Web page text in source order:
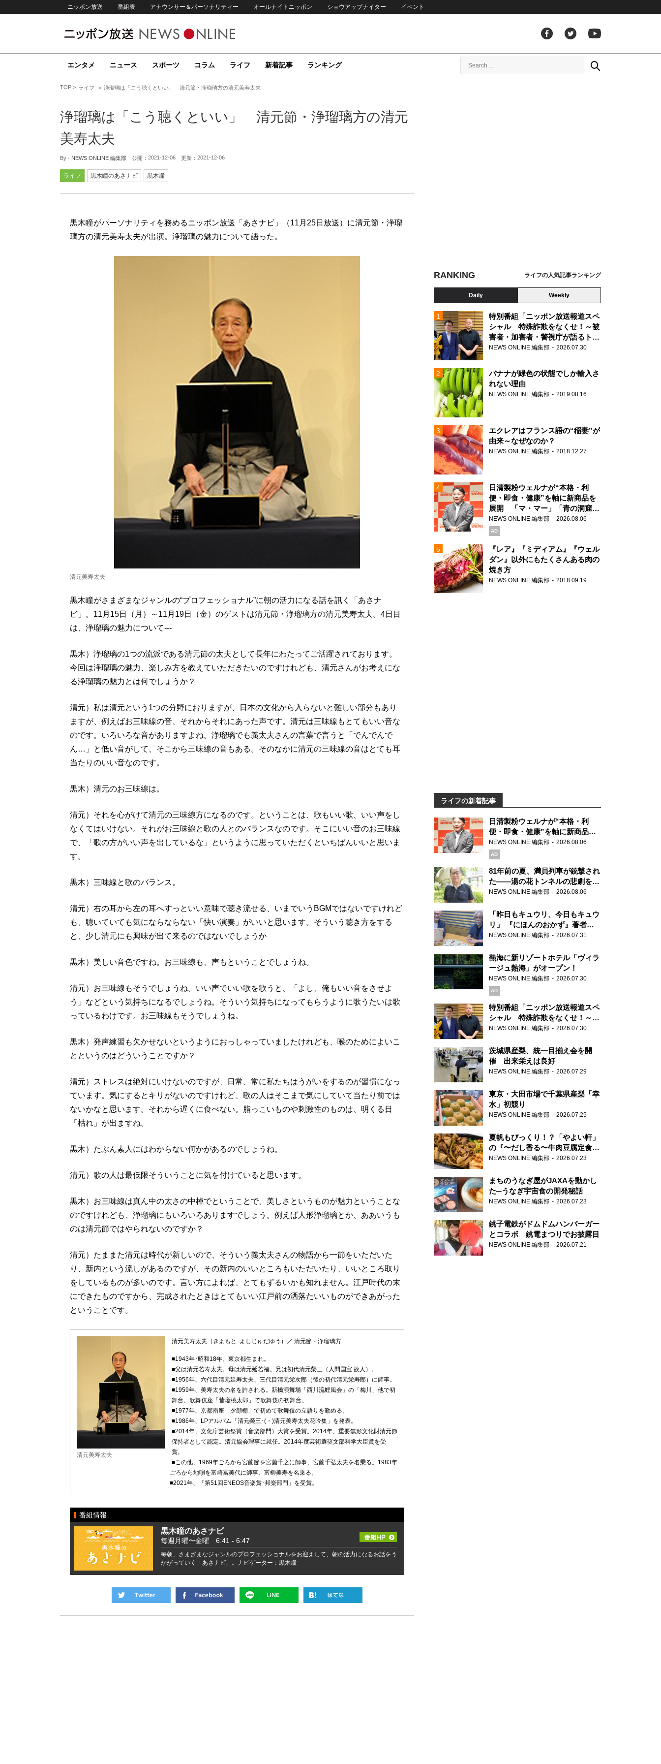
ニッポン放送 番組表 アナウンサー＆パーソナリティー オールナイトニッポン ショウアップナイター イベント
エンタメ ニュース スポーツ コラム ライフ 新着記事 ランキング
TOP ライフ 浄瑠璃は「こう聴くといい」 清元節・浄瑠璃方の清元美寿太夫
浄瑠璃は「こう聴くといい」 清元節・浄瑠璃方の清元
美寿太夫
By - NEWS ONLINE 編集部 公開： 2021-12-06 更新： 2021-12-06
ライフ 黒木瞳のあさナビ 黒木瞳
黒木瞳がパーソナリティを務めるニッポン放送「あさナビ」（11月25日放送）に清元節・浄瑠
璃方の清元美寿太夫が出演。浄瑠璃の魅力について語った。
清元美寿太夫
黒木瞳がさまざまなジャンルの“プロフェッショナル”に朝の活力になる話を訊く「あさナ
ビ」。11月15日（月）～11月19日（金）のゲストは清元節・浄瑠璃方の清元美寿太夫。4日目
は、浄瑠璃の魅力について---
黒木）浄瑠璃の1つの流派である清元節の太夫として長年にわたってご活躍されております。
今回は浄瑠璃の魅力、楽しみ方を教えていただきたいのですけれども、清元さんがお考えにな
る浄瑠璃の魅力とは何でしょうか？
清元）私は清元という1つの分野におりますが、日本の文化から入らないと難しい部分もあり
ますが、例えばお三味線の音、それからそれにあった声です。清元は三味線もとてもいい音な
のです。いろいろな音がありますよね。浄瑠璃でも義太夫さんの言葉で言うと「でんでんで
ん…」と低い音がして、そこから三味線の音もある。そのなかに清元の三味線の音はとても耳
当たりのいい音なのです。
黒木）清元のお三味線は。
清元）それを心がけて清元の三味線方になるのです。ということは、歌もいい歌、いい声をし
なくてはいけない。それがお三味線と歌の人とのバランスなのです。そこにいい音のお三味線
で、「歌の方がいい声を出しているな」というように思っていただくといちばんいいと思いま
す。
黒木）三味線と歌のバランス。
清元）右の耳から左の耳へすっといい意味で聴き流せる、いまでいうBGMではないですけれど
も、聴いていても気にならならない「快い演奏」がいいと思います。そういう聴き方をする
と、少し清元にも興味が出て来るのではないでしょうか
黒木）美しい音色ですね。お三味線も、声もということでしょうね。
清元）お三味線もそうでしょうね。いい声でいい歌を歌うと、「よし、俺もいい音をさせよ
う」などという気持ちになるでしょうね。そういう気持ちになってもらうように歌うたいは歌
っているわけです。お三味線もそうでしょうね。
黒木）発声練習も欠かせないというようにおっしゃっていましたけれども、喉のためによいこ
とというのはどういうことですか？
清元）ストレスは絶対にいけないのですが、日常、常に私たちはうがいをするのが習慣になっ
ています。気にするとキリがないのですけれど、歌の人はそこまで気にしていて当たり前では
ないかなと思います。それから遅くに食べない。脂っこいものや刺激性のものは、明くる日
「枯れ」が出ますね。
黒木）たぶん素人にはわからない何かがあるのでしょうね。
清元）歌の人は最低限そういうことに気を付けていると思います。
黒木）お三味線は真ん中の太さの中棹でということで、美しさというものが魅力ということな
のですけれども、浄瑠璃にもいろいろありますでしょう。例えば人形浄瑠璃とか、ああいうも
のは清元節ではやられないのですか？
清元）たままた清元は時代が新しいので、そういう義太夫さんの物語から一節をいただいた
り、新内という流しがあるのですが、その新内のいいところもいただいたり、いいところ取り
をしているものが多いのです。言い方によれば、とてもずるいかも知れません。江戸時代の末
にできたものですから、完成されたときはとてもいい江戸前の洒落たいいものができあがった
ということです。
清元美寿太夫
清元美寿太夫（きよもと･よしじゅだゆう）／ 清元節・浄瑠璃方
■1943年･昭和18年、東京都生まれ。
■父は清元若寿太夫。母は清元延若福。兄は初代清元榮三（人間国宝:故人）。
■1956年、六代目清元延寿太夫、三代目清元栄次郎（後の初代清元栄寿郎）に師事。
■1959年、美寿太夫の名を許される。新橋演舞場「西川流鯉風会」の「梅川」他で初
舞台。歌舞伎座「昔噺桃太郎」で歌舞伎の初舞台。
■1977年、京都南座「夕顔棚」で初めて歌舞伎の立語りを勤める。
■1986年、LPアルバム「清元榮三･(・)清元美寿太夫花吟集」を発表。
■2014年、文化庁芸術祭賞（音楽部門）大賞を受賞。2014年、重要無形文化財清元節
保持者として認定。清元協会理事に就任。2014年度芸術選奨文部科学大臣賞を受
賞。
■この他、1969年ごろから宮薗節を宮薗千之に師事、宮薗千弘太夫を名乗る。1983年
ごろから地唄を富崎冨美代に師事、富柳美寿を名乗る。
■2021年、「第51回ENEOS音楽賞･邦楽部門」を受賞。
番組情報
黒木瞳のあさナビ
毎週月曜〜金曜 6:41 - 6:47
毎朝、さまざまなジャンルのプロフェッショナルをお迎えして、朝の活力になるお話をう
かがっていく「あさナビ」。ナビゲーター：黒木瞳
RANKING ライフの人気記事ランキング
Daily Weekly
特別番組「ニッポン放送報道スペ
シャル 特殊詐欺をなくせ！～被
害者・加害者・警視庁が語るトク
リュウの実態～」放送
NEWS ONLINE 編集部 2026.07.30
バナナが緑色の状態でしか輸入さ
れない理由
NEWS ONLINE 編集部 2019.08.16
エクレアはフランス語の“稲妻”が
由来～なぜなのか？
NEWS ONLINE 編集部 2018.12.27
日清製粉ウェルナが“本格・利
便・即食・健康”を軸に新商品を
展開 「マ・マー」「青の洞窟」
ブランドを強化
NEWS ONLINE 編集部 2026.08.06
『レア』『ミディアム』『ウェル
ダン』以外にもたくさんある肉の
焼き方
NEWS ONLINE 編集部 2018.09.19
ライフの新着記事
日清製粉ウェルナが“本格・利
便・即食・健康”を軸に新商品を
展開 「マ・マー」「青の洞窟」
ブランドを強化
NEWS ONLINE 編集部 2026.08.06
AD
81年前の夏、満員列車が銃撃され
た――湯の花トンネルの悲劇を語
り継ぐ男性
NEWS ONLINE 編集部 2026.08.06
「昨日もキュウリ、今日もキュウ
リ」 『にほんのおかず』著者が
見つけた家庭料理の知恵
NEWS ONLINE 編集部 2026.07.31
熱海に新リゾートホテル「ヴィラ
ージュ熱海」がオープン！
NEWS ONLINE 編集部 2026.07.30
AD
特別番組「ニッポン放送報道スペ
シャル 特殊詐欺をなくせ！～被
害者・加害者・警視庁が語るトク
NEWS ONLINE 編集部 2026.07.30
茨城県産梨、統一目揃え会を開
催 出来栄えは良好
NEWS ONLINE 編集部 2026.07.29
東京・大田市場で千葉県産梨「幸
水」初競り
NEWS ONLINE 編集部 2026.07.25
夏帆もびっくり！？「やよい軒」
の『〜だし香る〜牛肉豆腐定食』
が香り高すぎる
NEWS ONLINE 編集部 2026.07.23
まちのうなぎ屋がJAXAを動かし
た─うなぎ宇宙食の開発秘話
NEWS ONLINE 編集部 2026.07.23
銚子電鉄がドムドムハンバーガー
とコラボ 銚電まつりでお披露目
NEWS ONLINE 編集部 2026.07.21